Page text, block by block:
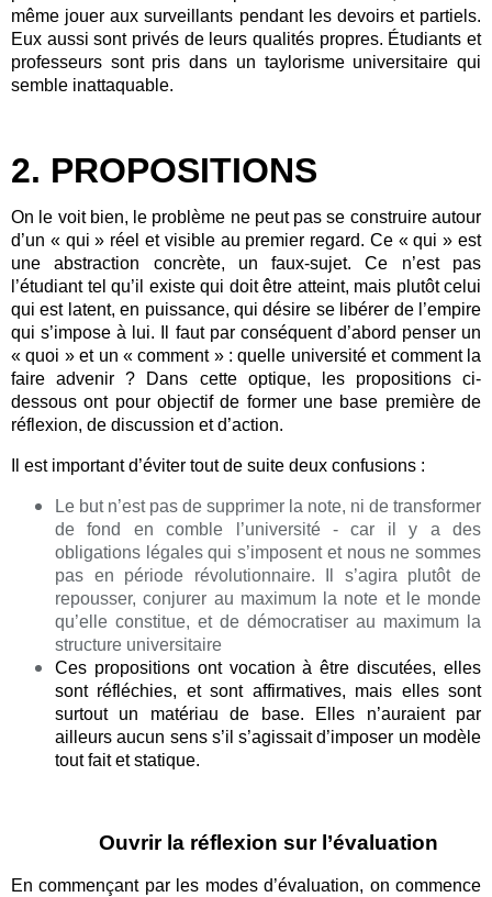
même jouer aux surveillants pendant les devoirs et partiels.
Eux aussi sont privés de leurs qualités propres. Étudiants et
professeurs sont pris dans un taylorisme universitaire qui
semble inattaquable.
2. PROPOSITIONS
On le voit bien, le problème ne peut pas se construire autour
d’un « qui » réel et visible au premier regard. Ce « qui » est
une abstraction concrète, un faux-sujet. Ce n’est pas
l’étudiant tel qu’il existe qui doit être atteint, mais plutôt celui
qui est latent, en puissance, qui désire se libérer de l’empire
qui s’impose à lui. Il faut par conséquent d’abord penser un
« quoi » et un « comment » : quelle université et comment la
faire advenir ? Dans cette optique, les propositions ci-
dessous ont pour objectif de former une base première de
réflexion, de discussion et d’action.
Il est important d’éviter tout de suite deux confusions :
Le but n’est pas de supprimer la note, ni de transformer
de fond en comble l’université - car il y a des
obligations légales qui s’imposent et nous ne sommes
pas en période révolutionnaire. Il s’agira plutôt de
repousser, conjurer au maximum la note et le monde
qu’elle constitue, et de démocratiser au maximum la
structure universitaire
Ces propositions ont vocation à être discutées, elles
sont réfléchies, et sont affirmatives, mais elles sont
surtout un matériau de base. Elles n’auraient par
ailleurs aucun sens s’il s’agissait d’imposer un modèle
tout fait et statique.
Ouvrir la réflexion sur l’évaluation
En commençant par les modes d’évaluation, on commence